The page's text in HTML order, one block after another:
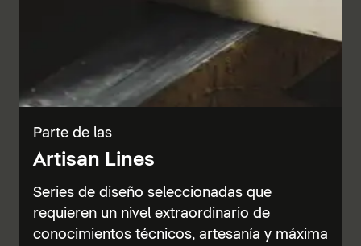
Parte de las
Artisan Lines
Series de diseño seleccionadas que
requieren un nivel extraordinario de
conocimientos técnicos, artesanía y máxima